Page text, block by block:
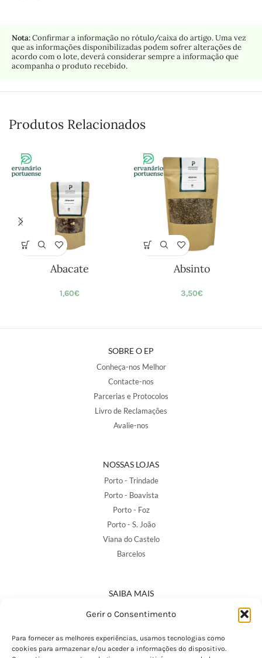
Gerir o Consentimento
Para fornecer as melhores experiências, usamos tecnologias como
cookies para armazenar e/ou aceder a informações do dispositivo.
Nota:Confirmar a informação no rótulo/caixa do artigo. Uma vez
que as informações disponibilizadas podem sofrer alterações de
acordo com o lote, deverá considerar sempre a informação que
acompanha o produto recebido.
Produtos Relacionados
Abacate
1,60€
Absinto
3,50€
SOBRE O EP
Conheça-nos Melhor
Contacte-nos
Parcerias e Protocolos
Livro de Reclamações
Avalie-nos
NOSSAS LOJAS
Porto - Trindade
Porto - Boavista
Porto - Foz
Porto - S. João
Viana do Castelo
Barcelos
SAIBA MAIS
Política de Privacidade
Termos e Condições
Perguntas Frequentes